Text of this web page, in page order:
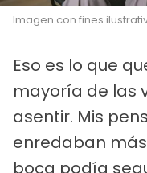
Imagen con fines
Eso es lo que
mayoría de las
asentir. Mis
enredaban
boca podía